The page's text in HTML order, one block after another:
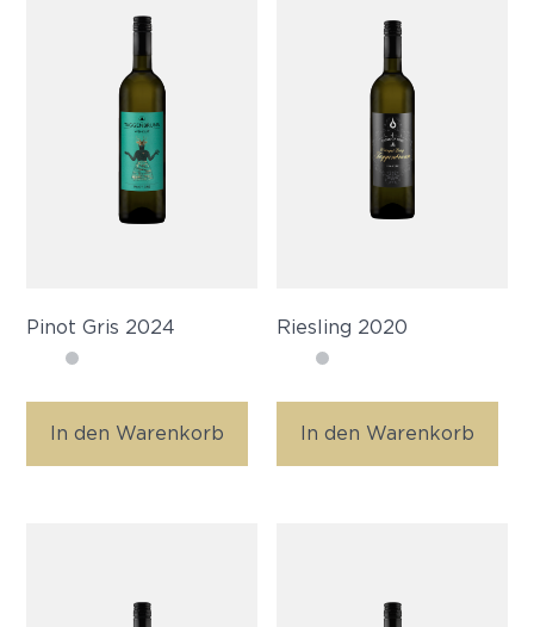
Pinot Gris 2024
In den Warenkorb
Riesling 2020
In den Warenkorb